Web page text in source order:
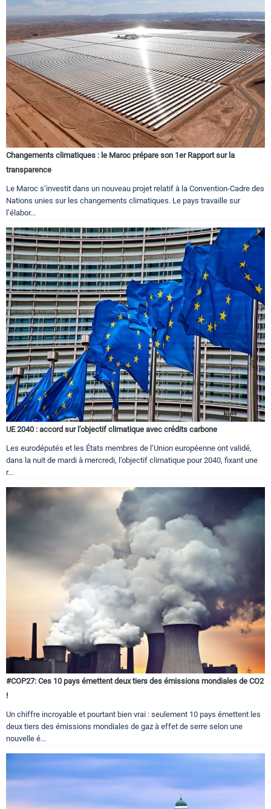
Changements climatiques : le Maroc prépare son 1er Rapport sur la
transparence
Le Maroc s’investit dans un nouveau projet relatif à la Convention-Cadre des
Nations unies sur les changements climatiques. Le pays travaille sur
l’élabor...
UE 2040 : accord sur l’objectif climatique avec crédits carbone
Les eurodéputés et les États membres de l’Union européenne ont validé,
dans la nuit de mardi à mercredi, l’objectif climatique pour 2040, fixant une
r...
#COP27: Ces 10 pays émettent deux tiers des émissions mondiales de CO2
!
Un chiffre incroyable et pourtant bien vrai : seulement 10 pays émettent les
deux tiers des émissions mondiales de gaz à effet de serre selon une
nouvelle é...